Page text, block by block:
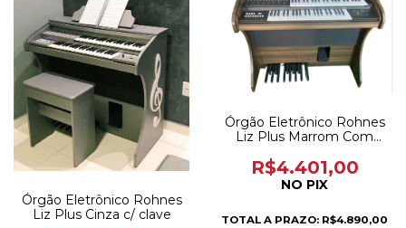
Órgão Eletrônico Rohnes
Liz Plus Cinza c/ clave
Órgão Eletrônico Rohnes
Liz Plus Marrom Com
R$4.401,00
NO PIX
TOTAL A PRAZO: R$4.890,00